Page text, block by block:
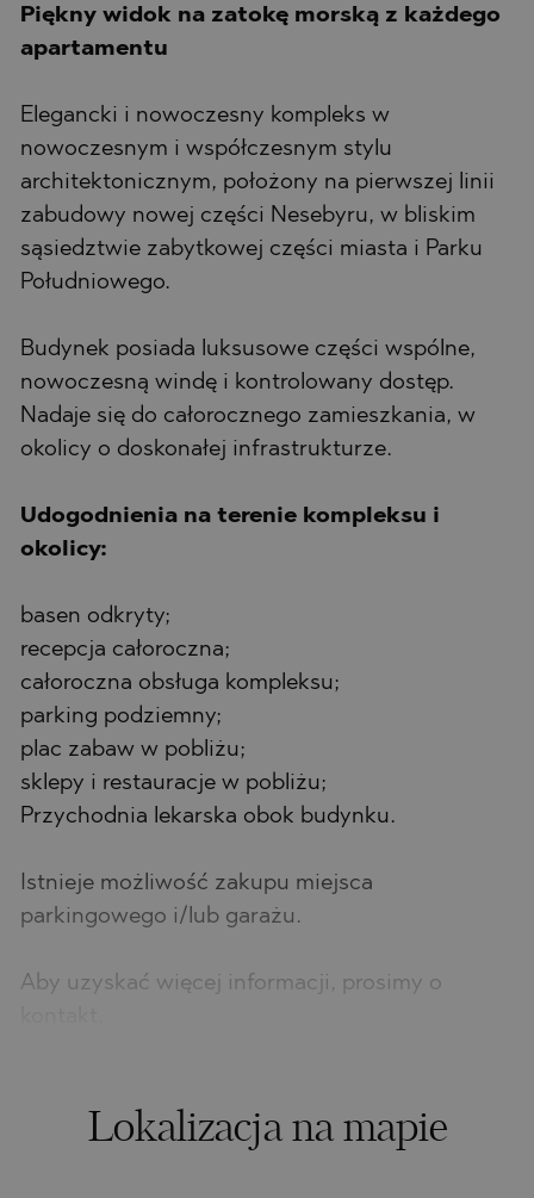
Piękny widok na zatokę morską z każdego
apartamentu
Elegancki i nowoczesny kompleks w
nowoczesnym i współczesnym stylu
architektonicznym, położony na pierwszej linii
zabudowy nowej części Nesebyru, w bliskim
sąsiedztwie zabytkowej części miasta i Parku
Południowego.
Budynek posiada luksusowe części wspólne,
nowoczesną windę i kontrolowany dostęp.
Nadaje się do całorocznego zamieszkania, w
okolicy o doskonałej infrastrukturze.
Udogodnienia na terenie kompleksu i
okolicy:
basen odkryty;
recepcja całoroczna;
całoroczna obsługa kompleksu;
parking podziemny;
plac zabaw w pobliżu;
sklepy i restauracje w pobliżu;
Przychodnia lekarska obok budynku.
Istnieje możliwość zakupu miejsca
parkingowego i/lub garażu.
Aby uzyskać więcej informacji, prosimy o
Lokalizacja na mapie